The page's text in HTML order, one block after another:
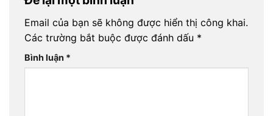
Email của bạn sẽ không được hiển thị công khai.
Các trường bắt buộc được đánh dấu *
Bình luận *